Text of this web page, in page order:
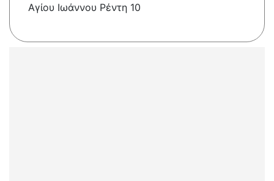
Αγίου Ιωάννου Ρέντη 10